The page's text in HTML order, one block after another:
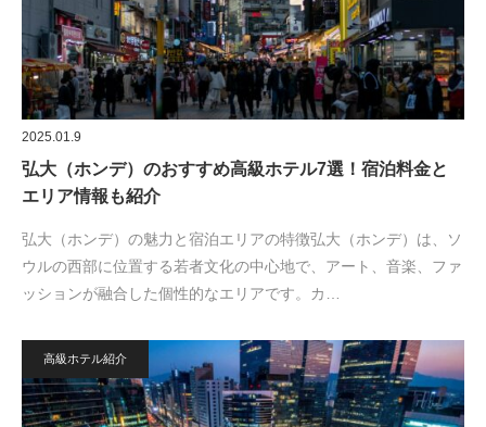
2025.01.9
弘大（ホンデ）のおすすめ高級ホテル7選！宿泊料金と
エリア情報も紹介
弘大（ホンデ）の魅力と宿泊エリアの特徴弘大（ホンデ）は、ソ
ウルの西部に位置する若者文化の中心地で、アート、音楽、ファ
ッションが融合した個性的なエリアです。カ…
高級ホテル紹介